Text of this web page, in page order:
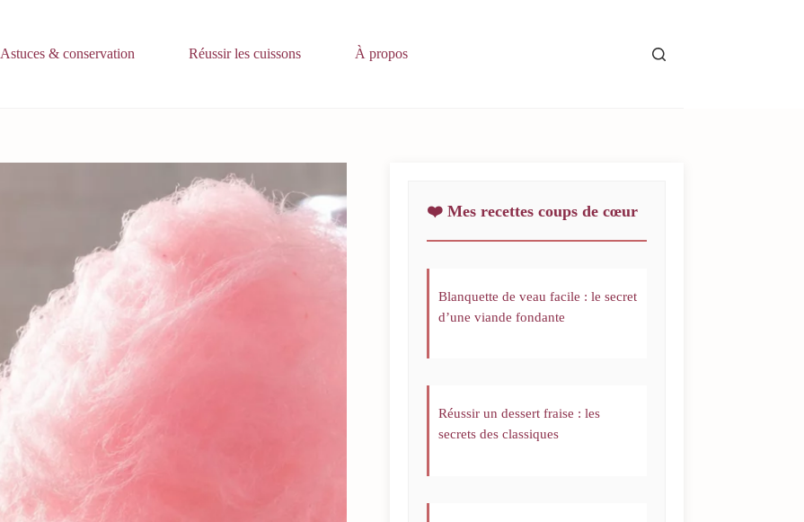
Astuces & conservation Réussir les cuissons À propos
❤️ Mes recettes coups de cœur
Blanquette de veau facile : le secret
d’une viande fondante
Réussir un dessert fraise : les
secrets des classiques